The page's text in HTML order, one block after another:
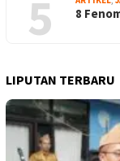
5 8
LIPUTAN TERBARU